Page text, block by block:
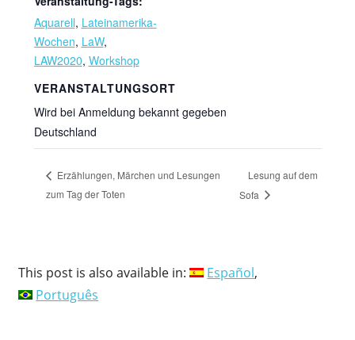
Aquarell, Lateinamerika-
Wochen, LaW,
LAW2020, Workshop
VERANSTALTUNGSORT
Wird bei Anmeldung bekannt gegeben
Deutschland
Erzählungen, Märchen und Lesungen
zum Tag der Toten
Lesung auf dem
Sofa
This post is also available in:
Español
Português